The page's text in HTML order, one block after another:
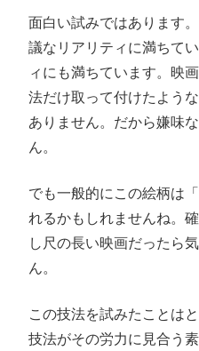
面白い試みではあります
議なリアリティに満ちて
ィにも満ちています。映
法だけ取って付けたよう
ありません。だから嫌味
ん。
でも一般的にこの絵柄は
れるかもしれませんね。
し尺の長い映画だったら
ん。
この技法を試みたことは
技法がその労力に見合う